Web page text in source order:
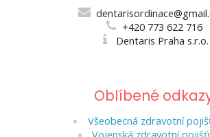
+420 773 622 716
Dentaris Praha s.r.o.
Oblíbené
Všeobecná zdravotní
Vojenská zdravotní